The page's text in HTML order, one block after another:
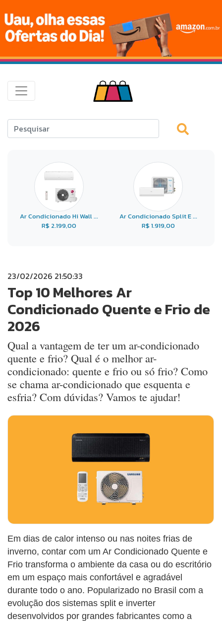
Ar Condicionado Hi Wall ...
R$ 2.199,00
Ar Condicionado Split E ...
R$ 1.919,00
23/02/2026 21:50:33
Top 10 Melhores Ar
Condicionado Quente e Frio de
2026
Qual a vantagem de ter um ar-condicionado
quente e frio? Qual é o melhor ar-
condicionado: quente e frio ou só frio? Como
se chama ar-condicionado que esquenta e
esfria? Com dúvidas? Vamos te ajudar!
Em dias de calor intenso ou nas noites frias de
inverno, contar com um Ar Condicionado Quente e
Frio transforma o ambiente da casa ou do escritório
em um espaço mais confortável e agradável
durante todo o ano. Popularizado no Brasil com a
evolução dos sistemas split e inverter
desenvolvidos por grandes fabricantes como a